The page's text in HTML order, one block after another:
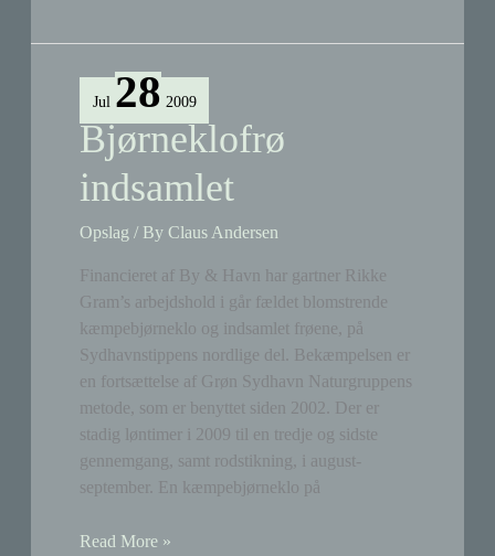
Tippen
Jul 28 2009
Bjørneklofrø
indsamlet
Opslag / ByClaus Andersen
Financieret af By & Havn har gartner Rikke
Gram’s arbejdshold i går fældet blomstrende
kæmpebjørneklo og indsamlet frøene, på
Sydhavnstippens nordlige del. Bekæmpelsen er
en fortsættelse af Grøn Sydhavn Naturgruppens
metode, som er benyttet siden 2002. Der er
stadig løntimer i 2009 til en tredje og sidste
gennemgang, samt rodstikning, i august-
september. En kæmpebjørneklo på
Bjørneklofrø
Read More »